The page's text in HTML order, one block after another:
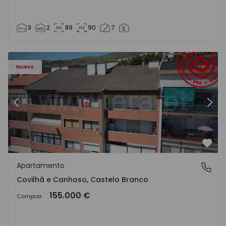
3 2 89 90 7
Nuevo
- 18
Apartamento T2 Covilhã, Covilhã e Canhoso - 1497806 -
Anterior
Covilhã e Canhoso, Castelo Branco
Apartamento
Covilhã e Canhoso, Castelo Branco
Comprar 155.000 €